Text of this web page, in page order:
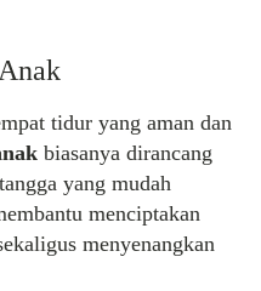
tidur yang aman dan
biasanya dirancang
yang mudah
menciptakan
menyenangkan